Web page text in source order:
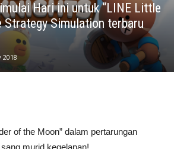
Hari ini untuk “LINE Little
Strategy Simulation terbaru
2018
of the Moon” dalam pertarungan